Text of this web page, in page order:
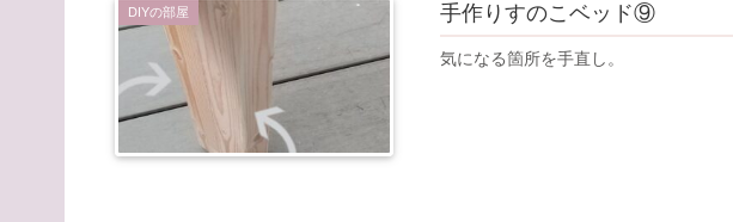
DIYの部屋 手作りすのこベッド⑨
気になる箇所を手直し。